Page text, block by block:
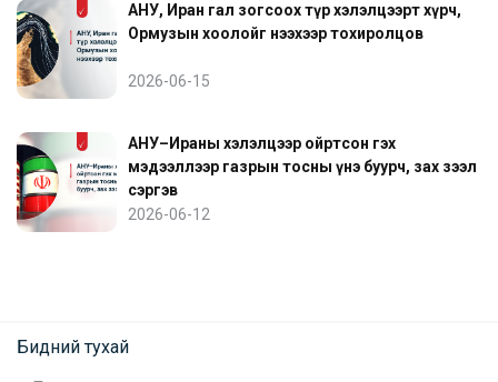
АНУ, Иран гал зогсоох түр хэлэлцээрт хүрч,
Ормузын хоолойг нээхээр тохиролцов
2026-06-15
АНУ–Ираны хэлэлцээр ойртсон гэх
мэдээллээр газрын тосны үнэ буурч, зах зээл
сэргэв
2026-06-12
Бидний тухай